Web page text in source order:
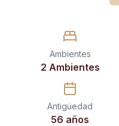
Ambientes
2 Ambientes
Antigüedad
56 años